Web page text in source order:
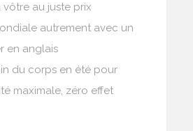
au juste prix
autrement avec un
en anglais
du corps en été pour
maximale, zéro effet